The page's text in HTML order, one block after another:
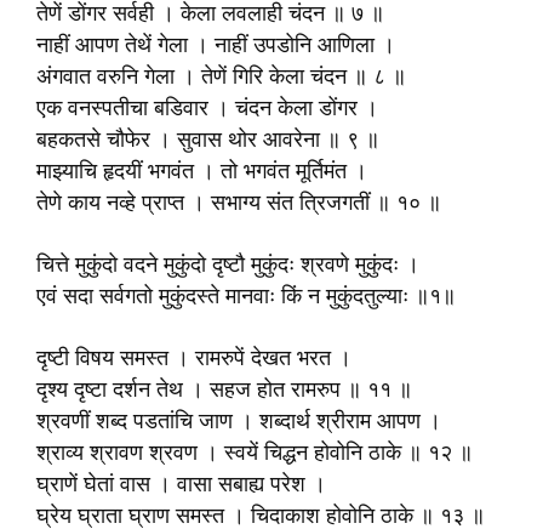
तेणें डोंगर सर्वही । केला लवलाही चंदन ॥ ७ ॥
नाहीं आपण तेथें गेला । नाहीं उपडोनि आणिला ।
अंगवात वरुनि गेला । तेणें गिरि केला चंदन ॥ ८ ॥
एक वनस्पतीचा बडिवार । चंदन केला डोंगर ।
बहकतसे चौफेर । सुवास थोर आवरेना ॥ ९ ॥
माझ्याचि हृदयीं भगवंत । तो भगवंत मूर्तिमंत ।
तेणे काय नव्हे प्राप्त । सभाग्य संत त्रिजगतीं ॥ १० ॥
चित्ते मुकुंदो वदने मुकुंदो दृष्टौ मुकुंदः श्रवणे मुकुंदः ।
एवं सदा सर्वगतो मुकुंदस्ते मानवाः किं न मुकुंदतुल्याः ॥१॥
दृष्टी विषय समस्त । रामरुपें देखत भरत ।
दृश्य दृष्टा दर्शन तेथ । सहज होत रामरुप ॥ ११ ॥
श्रवणीं शब्द पडतांचि जाण । शब्दार्थ श्रीराम आपण ।
श्राव्य श्रावण श्रवण । स्वयें चिद्धन होवोनि ठाके ॥ १२ ॥
घ्राणें घेतां वास । वासा सबाह्य परेश ।
घ्रेय घ्राता घ्राण समस्त । चिदाकाश होवोनि ठाके ॥ १३ ॥